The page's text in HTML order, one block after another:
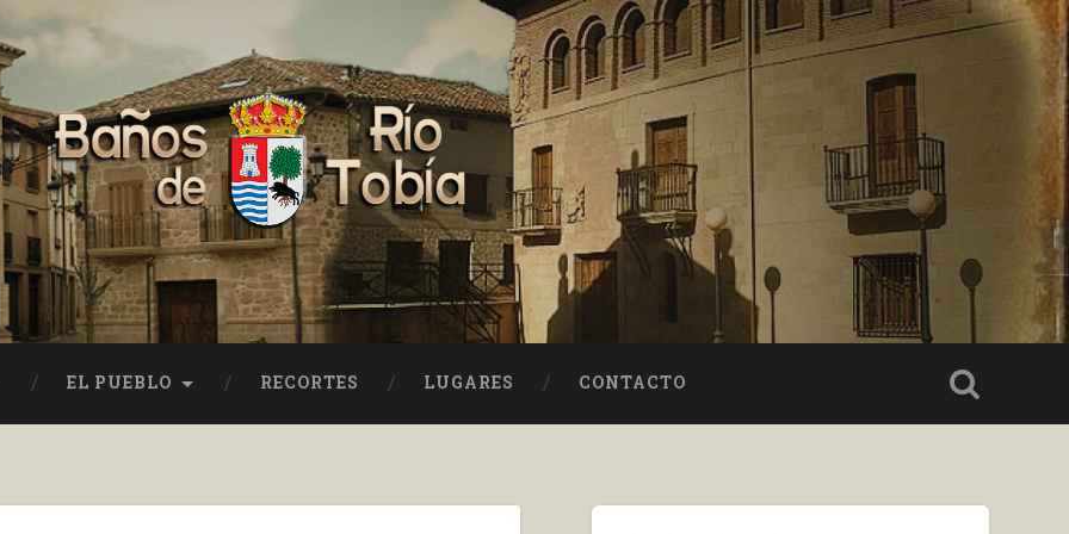
EL PUEBLO RECORTES LUGARES CONTACTO